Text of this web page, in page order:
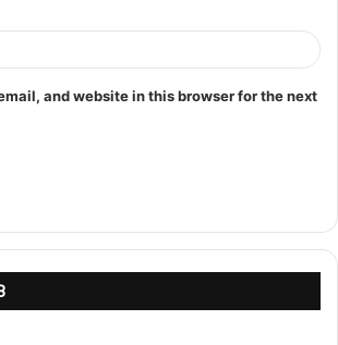
and website in this browser for the next